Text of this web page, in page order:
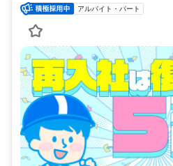
アルバイト・パート